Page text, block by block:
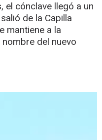
el cónclave llegó a un
de la Capilla
mantiene a la
del nuevo